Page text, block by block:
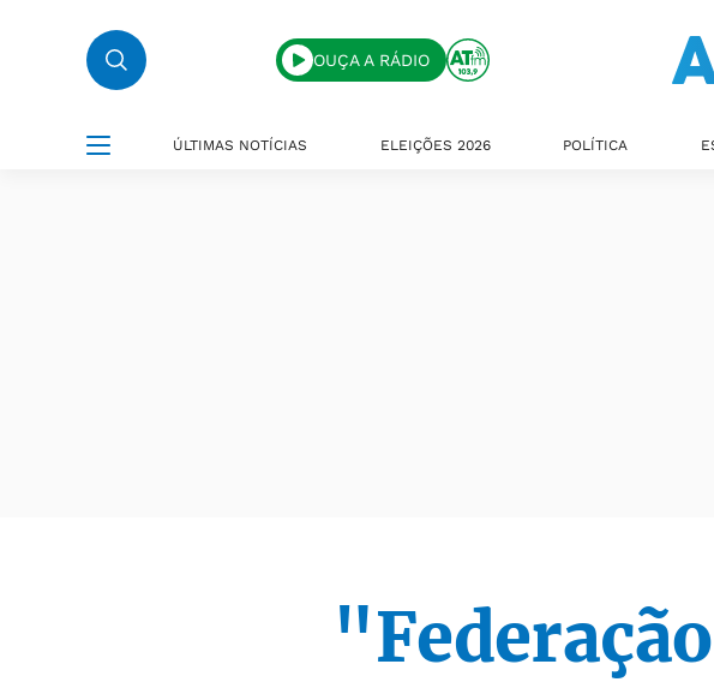
OUÇA A RÁDIO
ÚLTIMAS NOTÍCIAS ELEIÇÕES 2026 POLÍTICA